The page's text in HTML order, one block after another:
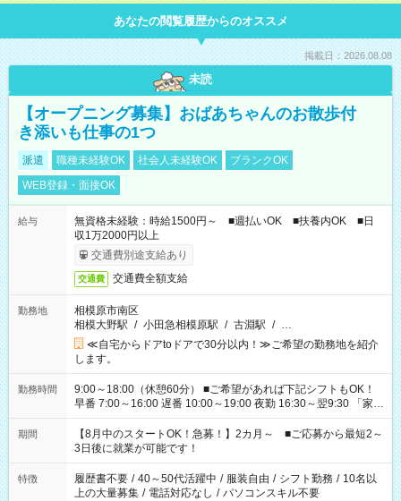
あなたの閲覧履歴からのオススメ
掲載日：2026.08.08
未読
【オープニング募集】おばあちゃんのお散歩付
き添いも仕事の1つ
派遣 職種未経験OK 社会人未経験OK
ブランクOK
WEB登録・面接OK
給与
無資格未経験：時給1500円～ ■週払いOK ■扶養内OK ■日
収1万2000円以上
交通費別途支給あり
交通費 交通費全額支給
勤務地
相模原市南区
相模大野駅 / 小田急相模原駅 / 古淵駅 / …
≪自宅からドアtoドアで30分以内！≫ご希望の勤務地を紹介
します。
勤務時間
9:00～18:00（休憩60分） ■ご希望があれば下記シフトもOK！
早番 7:00～16:00 遅番 10:00～19:00 夜勤 16:30～翌9:30 「家族
と休みを合わせたい」 「余裕を持って夕飯の準備がしたい」
「できれば残業はしたくない」 など、ご希望を教えてください
ね。 ※Wワーク希望の方へ 今ご覧のお仕事で希望する勤務時間
と、もう1つのお仕事の勤務時間。 合計で週40時間を超える場
合は応募できません。
期間
【8月中のスタートOK！急募！】2カ月～ ■ご応募から最短2～
3日後に就業が可能です！
特徴 履歴書不要 / 40～50代活躍中 / 服装自由 / シフト勤務 / 10名以
上の大量募集 / 電話対応なし / パソコンスキル不要